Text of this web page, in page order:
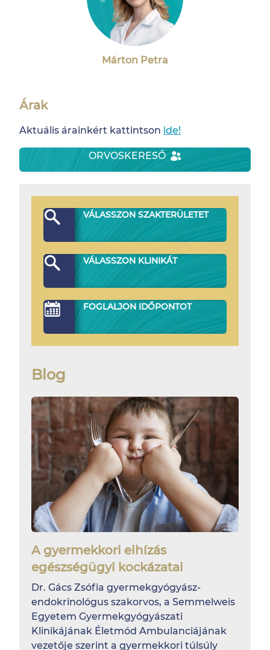
Márton Petra
Árak
Aktuális árainkért kattintson ide!
ORVOSKERESŐ
VÁLASSZON SZAKTERÜLETET
VÁLASSZON KLINIKÁT
FOGLALJON IDŐPONTOT
Blog
A gyermekkori elhízás
egészségügyi kockázatai
Dr. Gács Zsófia gyermekgyógyász-
endokrinológus szakorvos, a Semmelweis
Egyetem Gyermekgyógyászati
Klinikájának Életmód Ambulanciájának
vezetője szerint a gyermekkori túlsúly